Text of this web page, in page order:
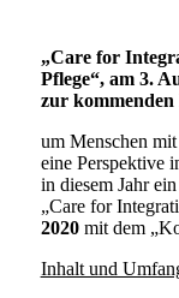
„Care for
Pflege“, am 3.
zur
um Menschen
eine Perspektive
in diesem Jahr
„Care for
2020mit dem
Inhalt und